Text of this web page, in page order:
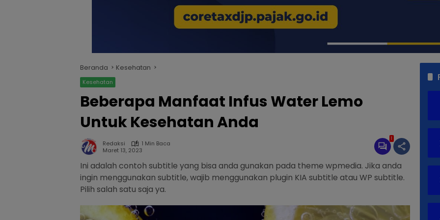
Beranda Kesehatan
Kesehatan
Beberapa Manfaat Infus Water Lemo
Untuk Kesehatan Anda
Redaksi
1 Min Baca
Maret 13, 2023
1
Ini adalah contoh subtitle yang bisa anda gunakan pada theme wpmedia. Jika anda
ingin menggunakan subtitle, wajib menggunakan plugin KIA subtitle atau WP subtitle.
Pilih salah satu saja ya.